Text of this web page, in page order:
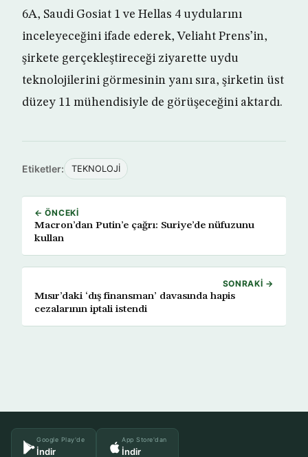
6A, Saudi Gosiat 1 ve Hellas 4 uydularını
inceleyeceğini ifade ederek, Veliaht Prens’in,
şirkete gerçekleştireceği ziyarette uydu
teknolojilerini görmesinin yanı sıra, şirketin üst
düzey 11 mühendisiyle de görüşeceğini aktardı.
Etiketler: TEKNOLOJİ
← ÖNCEKI
Macron’dan Putin’e çağrı: Suriye’de nüfuzunu
kullan
SONRAKI →
Mısır’daki ‘dış finansman’ davasında hapis
cezalarının iptali istendi
Google Play'de
İndir
App Store'dan
İndir